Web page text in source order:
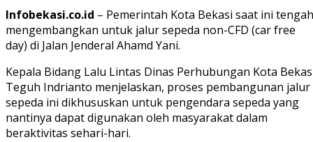
Infobekasi.co.id – Pemerintah Kota Bekasi saat ini tengah
mengembangkan untuk jalur sepeda non-CFD (car free
day) di Jalan Jenderal Ahamd Yani.
Kepala Bidang Lalu Lintas Dinas Perhubungan Kota
Teguh Indrianto menjelaskan, proses pembangunan jalur
sepeda ini dikhususkan untuk pengendara sepeda yang
nantinya dapat digunakan oleh masyarakat dalam
beraktivitas sehari-hari.